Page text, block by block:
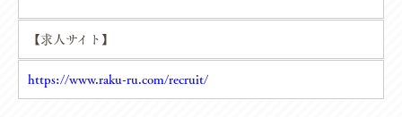
他規範を遵守するとともに、本ポリシーの内容を適宜見直し、そ
の改善に努めます。
【求人サイト】
https://www.raku-ru.com/recruit/